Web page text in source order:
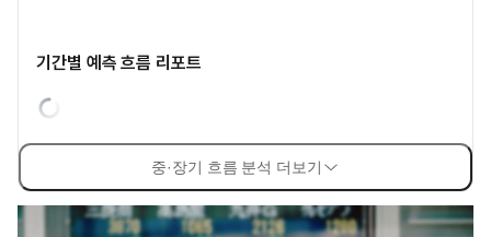
기간별 예측 흐름 리포트
중·장기 흐름 분석 더보기